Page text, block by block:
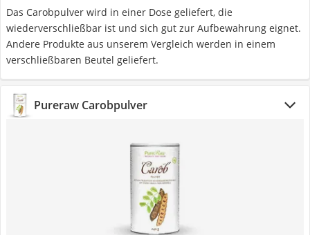
Das Carobpulver wird in einer Dose geliefert, die
wiederverschließbar ist und sich gut zur Aufbewahrung eignet.
Andere Produkte aus unserem Vergleich werden in einem
verschließbaren Beutel geliefert.
Pureraw Carobpulver